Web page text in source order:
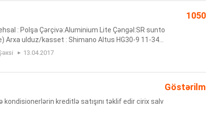
: Polşa Çərçivə:Aluminium Lite Çəngəl:SR sunto
Arxa ulduz/kasset : Shimano Altus HG30-9 11-34T
Disklər: WTB Speed Disc i19 29"" 32H Qabaq
13.04.2017
1050
kondisionerlərin kreditlə satışını təklif edir cirix salv